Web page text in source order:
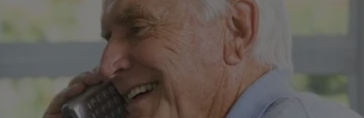
plateformes et d’applications différents est ahurissant.
pour les séniors, c’est beaucoup trop. Alors que certains
séniors adorent la technologie et veulent avoir les derniers
gadgets, d’autres se sentent moins à l’aise quand il s’agit
d’utiliser de nouveaux appareils numériques et préfèrent
utiliser des appareils qu’ils connaissent et auxquels ils font